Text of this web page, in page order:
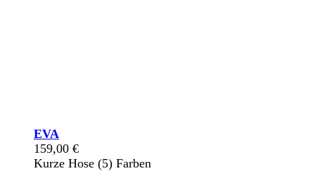
EVA
159,00 €
Kurze Hose (5) Farben